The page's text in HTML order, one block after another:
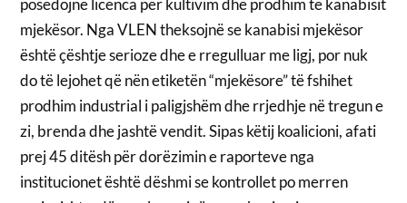
posedojnë licenca për kultivim dhe prodhim të kanabisit
mjekësor. Nga VLEN theksojnë se kanabisi mjekësor
është çështje serioze dhe e rregulluar me ligj, por nuk
do të lejohet që nën etiketën “mjekësore” të fshihet
prodhim industrial i paligjshëm dhe rrjedhje në tregun e
zi, brenda dhe jashtë vendit. Sipas këtij koalicioni, afati
prej 45 ditësh për dorëzimin e raporteve nga
institucionet është dëshmi se kontrollet po merren